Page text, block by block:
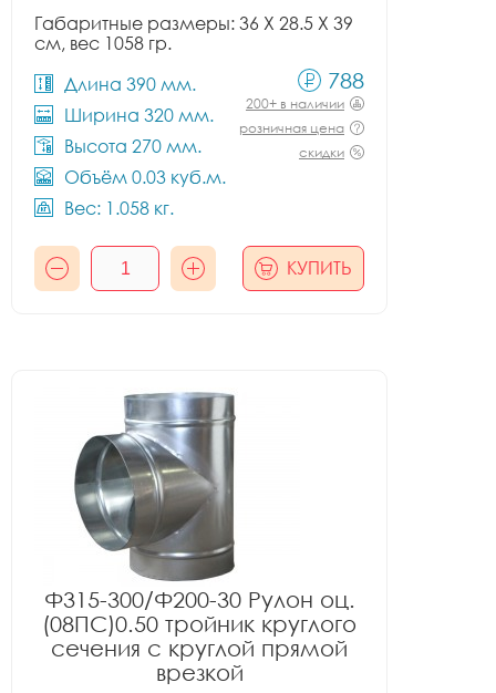
Габаритные размеры: 36 X 28.5 X 39
см, вес 1058 гр.
Длина 390 мм.
Ширина 320 мм.
Высота 270 мм.
Объём 0.03 куб.м.
Вес: 1.058 кг.
788
200+ в наличии
розничная цена
скидки
КУПИТЬ
Ф315-300/Ф200-30 Рулон оц.
(08ПС)0.50 тройник круглого
сечения с круглой прямой
врезкой